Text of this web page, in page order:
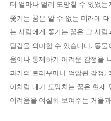
터 얼마나 멀리 도망칠 수 있었
쫓기는 꿈은 알 수 없는 미래에
는 사람에게 쫓기는 꿈은 그 사
담감을 의미할 수 있습니다. 동
움이나 통제하기 어려운 감정을
과거의 트라우마나 억압된 감정,
이처럼 내가 도망치는 꿈은 현재
어려움을 여실히 보여주는 거울